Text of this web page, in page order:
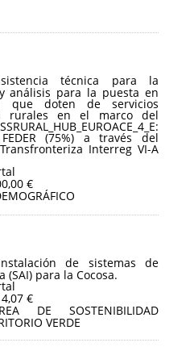
técnica para la
análisis para la puesta en
que doten de servicios
rurales en el marco del
(75%) a través del
Interreg VI-A
€
de sistemas de
para la Cocosa.
€
DE SOSTENIBILIDAD
VERDE